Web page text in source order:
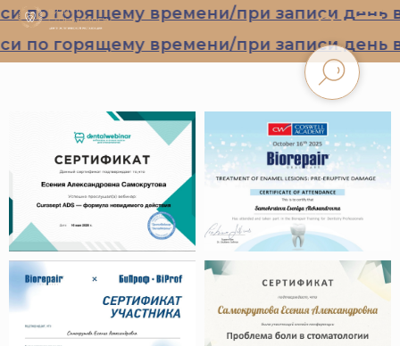
по горящему времени/при записи день в
по горящему времени/при записи день в